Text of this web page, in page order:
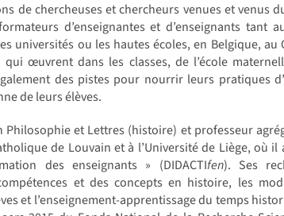
de chercheuses et chercheurs venues et venus
d’enseignantes et d’enseignants tant
universités ou les hautes écoles, en Belgique,
qui œuvrent dans les classes, de l’école
des pistes pour nourrir leurs pratiques
de leurs élèves.
Philosophie et Lettres (histoire) et professeur
de Louvain et à l’Université de Liège, où
des enseignants » (DIDACTIfen). Ses
et des concepts en histoire, les
et l’enseignement-apprentissage du temps